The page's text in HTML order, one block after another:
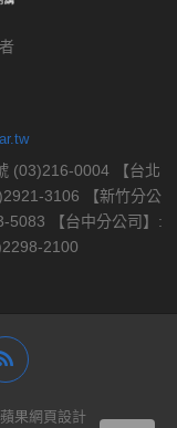
(03)216-0004 【台北
3106 【新竹分公
5083 【台中分公司】:
2100
蘋果網頁設計